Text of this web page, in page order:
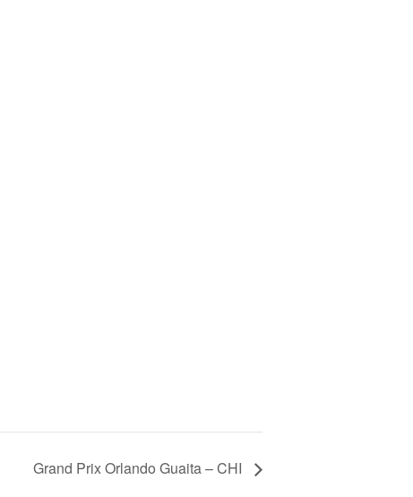
Grand Prix Orlando Guaita – CHI